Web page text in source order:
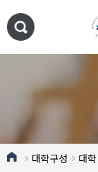
대학구성 대학